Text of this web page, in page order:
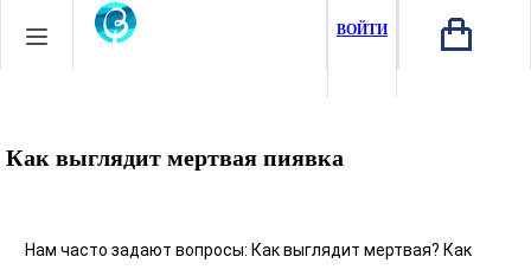
ВОЙТИ
Как выглядит мертвая пиявка
Нам часто задают вопросы: Как выглядит мертвая? Как